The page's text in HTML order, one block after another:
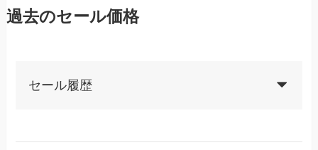
過去のセール価格
セール履歴